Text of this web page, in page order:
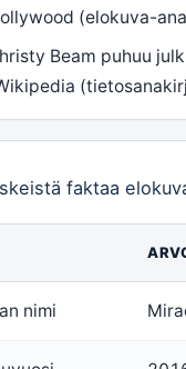
(elokuva-
Beam puhuu
faktaa
nimi